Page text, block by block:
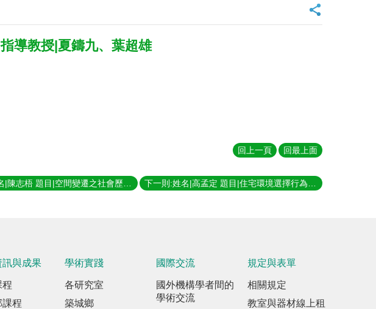
導教授|夏鑄九、葉超雄
回上一頁 回最上面
訊與成果
程
課程
學術實踐
各研究室
築城鄉
國際交流
國外機構學者間的
學術交流
規定與表單
相關規定
教室與器材線上租